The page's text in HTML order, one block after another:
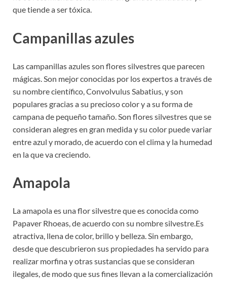
que tiende a ser tóxica.
Campanillas azules
Las campanillas azules son flores silvestres que parecen
mágicas. Son mejor conocidas por los expertos a través de
su nombre científico, Convolvulus Sabatius, y son
populares gracias a su precioso color y a su forma de
campana de pequeño tamaño. Son flores silvestres que se
consideran alegres en gran medida y su color puede variar
entre azul y morado, de acuerdo con el clima y la humedad
en la que va creciendo.
Amapola
La amapola es una flor silvestre que es conocida como
Papaver Rhoeas, de acuerdo con su nombre silvestre.Es
atractiva, llena de color, brillo y belleza. Sin embargo,
desde que descubrieron sus propiedades ha servido para
realizar morfina y otras sustancias que se consideran
ilegales, de modo que sus fines llevan a la comercialización